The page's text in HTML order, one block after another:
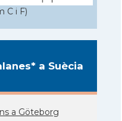
C i F)
a Suècia
a Göteborg